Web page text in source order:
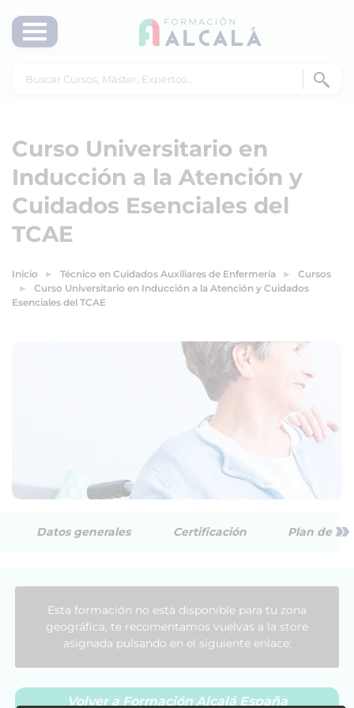
Curso Universitario en
Inducción a la Atención y
Cuidados Esenciales del
TCAE
Inicio Técnico en Cuidados Auxiliares de Enfermería
Cursos
Curso Universitario en Inducción a la Atención y Cuidados
Esenciales del TCAE
Datos generales Certificación Plan de »
Esta formación no está disponible para tu zona
geográfica, te recomentamos vuelvas a la store
asignada pulsando en el siguiente enlace:
Volver a Formación Alcalá España